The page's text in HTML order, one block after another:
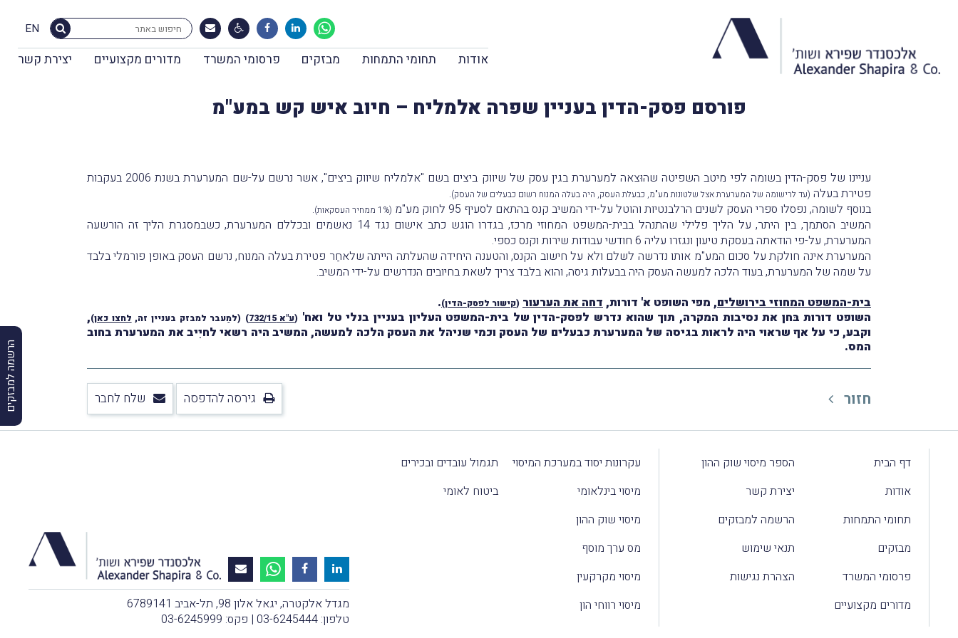
EN
אודות תחומי התמחות מבזקים פרסומי המשרד מדורים מקצועיים יצירת קשר
הרשמה למבזקים
פורסם פסק-הדין בעניין שפרה אלמליח – חיוב איש קש במע"מ
עניינו של פסק-הדין בשומה לפי מיטב השפיטה שהוּצאה למערערת בגין עסק של שיווק ביצים בשם "אלמליח שיווק ביצים", אשר נרשם על-שם המערערת בשנת 2006 בעקבות
פטירת בעלה (עד לרישומה של המערערת אצל שלטונות מע"מ, כבעלת העסק, היה בעלה המנוח רשום כבעלים של העסק).
בנוסף לשומה, נפסלו ספרי העסק לשנים הרלבנטיות והוטל על-ידי המשיב קנס בהתאם לסעיף 95 לחוק מע"מ
(1% ממחיר העסקאות)
.
המשיב הסתמך, בין היתר, על הליך פלילי שהתנהל בבית-המשפט המחוזי מרכז, בגדרו הוגש כתב אישום נגד 14 נאשמים ובכללם המערערת, כשבמסגרת הליך זה הורשעה
המערערת, על-פי הודאתה בעסקת טיעון ונגזרו עליה 6 חודשי עבודות שירות וקנס כספי.
המערערת אינה חולקת על סכום המע"מ אותו נדרשה לשלם ולא על חישוב הקנס, והטענה היחידה שהעלתה הייתה שלאחַר פטירת בעלה המנוח, נרשם העסק באופן פורמלי בלבד
על שמה של המערערת, בעוד הלכה למעשה העסק היה בבעלות גיסה, והוא בלבד צריך לשאת בחיובים הנדרשים על-ידי המשיב.
בית-המשפט המחוזי בירושלים, מפי השופט א' דורות, דחה את הערעור (קישור לפסק-הדין).
השופט דורות בּחן את נסיבות המקרה, תוך שהוא נדרש לפסק-הדין של בית-המשפט העליון בעניין בנלי טל ואח' (ע"א 732/15 ) (למַעבר למבזק בעניין זה, לחצו כאן)
,
וקבע, כי על אף שראוי היה לראות בגיסה של המערערת כבעלים של העסק וכמי שניהל את העסק הלכה למעשה, המשיב היה רשאי לחיִיב את המערערת בחוב
המס.
חזור גירסה להדפסה שלח לחבר
דף הבית
אודות
תחומי התמחות
מבזקים
פרסומי המשרד
מדורים מקצועיים
הספר מיסוי שוק ההון
יצירת קשר
הרשמה למבזקים
תנאי שימוש
הצהרת נגישות
עקרונות יסוד במערכת המיסוי
מיסוי בינלאומי
מיסוי שוק ההון
מס ערך מוסף
מיסוי מקרקעין
מיסוי רווחי הון
תגמול עובדים ובכירים
ביטוח לאומי
מגדל אלקטרה, יגאל אלון 98, תל-אביב 6789141
טלפון: 03-6245444 | פקס: 03-6245999